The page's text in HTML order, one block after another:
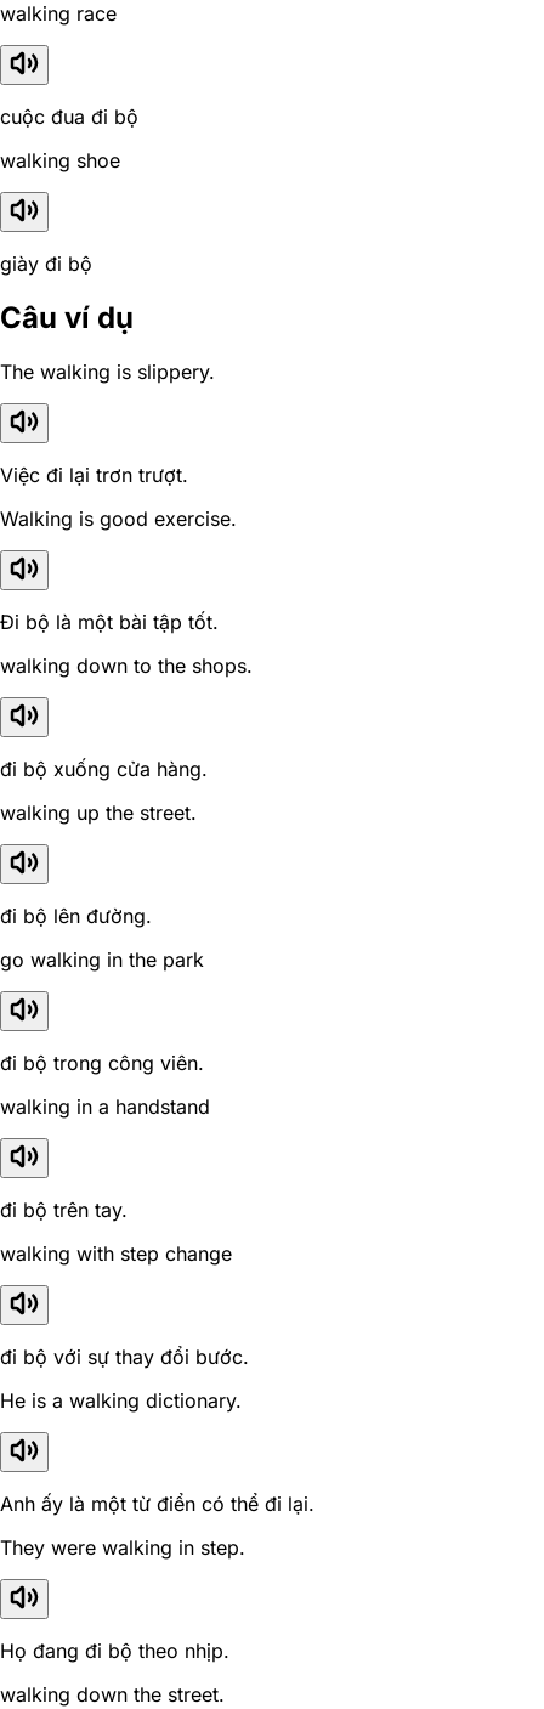
walking race
cuộc đua đi bộ
walking shoe
giày đi bộ
Câu ví dụ
The walking is slippery.
Việc đi lại trơn trượt.
Walking is good exercise.
Đi bộ là một bài tập tốt.
walking down to the shops.
đi bộ xuống cửa hàng.
walking up the street.
đi bộ lên đường.
go walking in the park
đi bộ trong công viên.
walking in a handstand
đi bộ trên tay.
walking with step change
đi bộ với sự thay đổi bước.
He is a walking dictionary.
Anh ấy là một từ điển có thể đi lại.
They were walking in step.
Họ đang đi bộ theo nhịp.
walking down the street.